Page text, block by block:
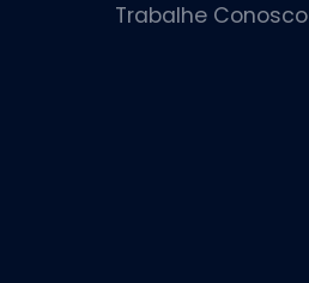
Trabalhe Conosco